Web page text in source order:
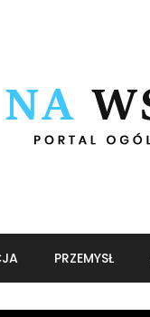
PRZEMYSŁ